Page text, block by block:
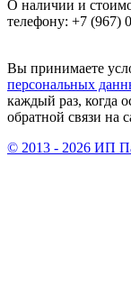
О наличии и
телефону: +7 (967)
Вы принимаете
персональных
каждый раз, когда
обратной связи на
© 2013 - 2026 ИП